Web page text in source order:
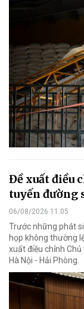
Đề xuất điều
tuyến đường
06/08/2026 11:05
Trước những phát
họp không thường
xuất điều chỉnh
Hà Nội - Hải Phòng.